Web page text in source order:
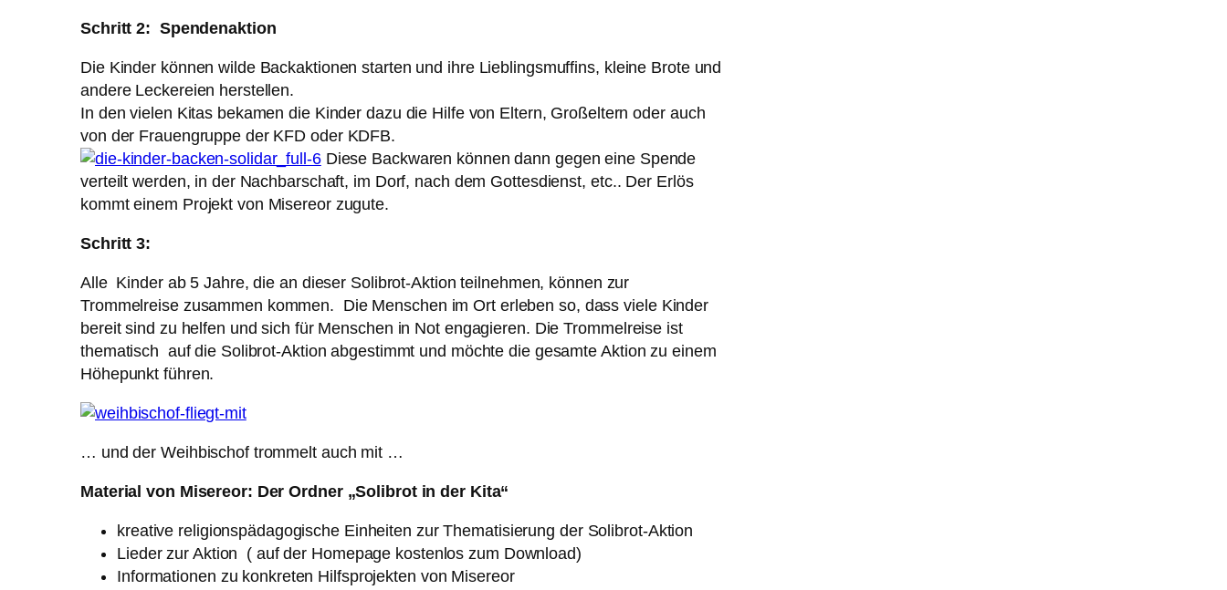
Schritt 2: Spendenaktion
Die Kinder können wilde Backaktionen starten und ihre Lieblingsmuffins, kleine Brote und
andere Leckereien herstellen.
In den vielen Kitas bekamen die Kinder dazu die Hilfe von Eltern, Großeltern oder auch
von der Frauengruppe der KFD oder KDFB.
Diese Backwaren können dann gegen eine Spende
verteilt werden, in der Nachbarschaft, im Dorf, nach dem Gottesdienst, etc.. Der Erlös
kommt einem Projekt von Misereor zugute.
Schritt 3:
Alle Kinder ab 5 Jahre, die an dieser Solibrot-Aktion teilnehmen, können zur
Trommelreise zusammen kommen. Die Menschen im Ort erleben so, dass viele Kinder
bereit sind zu helfen und sich für Menschen in Not engagieren. Die Trommelreise ist
thematisch auf die Solibrot-Aktion abgestimmt und möchte die gesamte Aktion zu einem
Höhepunkt führen.
… und der Weihbischof trommelt auch mit …
Material von Misereor: Der Ordner „Solibrot in der Kita“
kreative religionspädagogische Einheiten zur Thematisierung der Solibrot-Aktion
Lieder zur Aktion ( auf der Homepage kostenlos zum Download)
Informationen zu konkreten Hilfsprojekten von Misereor